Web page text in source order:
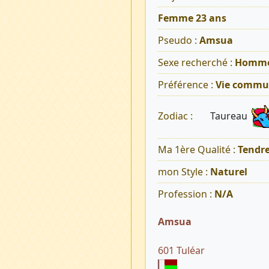
Femme 23 ans
Pseudo : Amsua
Sexe recherché :
Préférence : Vie
Zodiac : Taureau
Ma 1ère Qualité :
mon Style : Naturel
Profession : N/A
Amsua
601 Tuléar